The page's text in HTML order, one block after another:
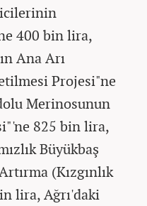
400 bin lira,
Ana Arı
Projesi"ne
Merinosunun
825 bin lira,
Büyükbaş
(Kızgınlık
lira, Ağrı'daki